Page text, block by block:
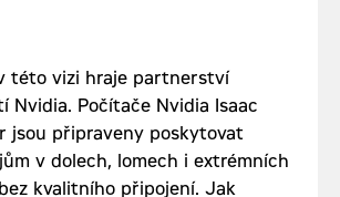
této vizi hraje partnerství
Nvidia. Počítače Nvidia Isaac
jsou připraveny poskytovat
v dolech, lomech i extrémních
kvalitního připojení. Jak